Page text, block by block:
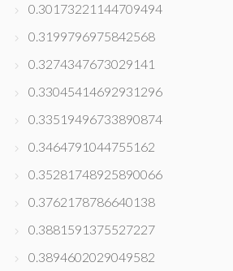
0.30173221144709494
0.3199796975842568
0.3274347673029141
0.33045414692931296
0.33519496733890874
0.3464791044755162
0.35281748925890066
0.3762178786640138
0.3881591375527227
0.3894602029049582